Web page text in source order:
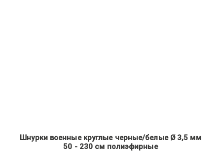
Шнурки военные круглые черные/белые Ø 3,5 мм
50 - 230 см полиэфирные